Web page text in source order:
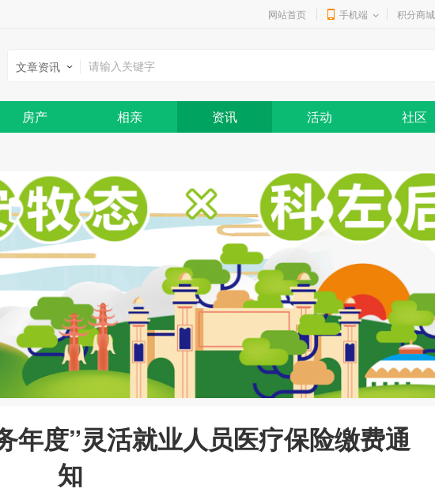
网站首页 手机端 积分商城
文章资讯
房产 相亲 资讯 活动 社区
年度”灵活就业人员医疗保险缴费通
知